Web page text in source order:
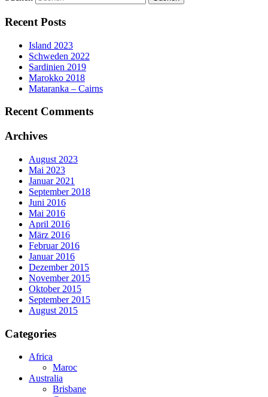
Recent Posts
Island 2023
Schweden 2022
Sardinien 2019
Marokko 2018
Mataranka – Cairns
Recent Comments
Archives
August 2023
Mai 2023
Januar 2021
September 2018
Juni 2016
Mai 2016
April 2016
März 2016
Februar 2016
Januar 2016
Dezember 2015
November 2015
Oktober 2015
September 2015
August 2015
Categories
Africa
Maroc
Australia
Brisbane